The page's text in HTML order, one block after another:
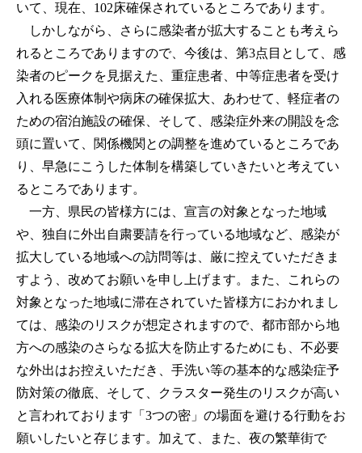
いて、現在、102床確保されているところであります。
しかしながら、さらに感染者が拡大することも考えら
れるところでありますので、今後は、第3点目として、感
染者のピークを見据えた、重症患者、中等症患者を受け
入れる医療体制や病床の確保拡大、あわせて、軽症者の
ための宿泊施設の確保、そして、感染症外来の開設を念
頭に置いて、関係機関との調整を進めているところであ
り、早急にこうした体制を構築していきたいと考えてい
るところであります。
一方、県民の皆様方には、宣言の対象となった地域
や、独自に外出自粛要請を行っている地域など、感染が
拡大している地域への訪問等は、厳に控えていただきま
すよう、改めてお願いを申し上げます。また、これらの
対象となった地域に滞在されていた皆様方におかれまし
ては、感染のリスクが想定されますので、都市部から地
方への感染のさらなる拡大を防止するためにも、不必要
な外出はお控えいただき、手洗い等の基本的な感染症予
防対策の徹底、そして、クラスター発生のリスクが高い
と言われております「3つの密」の場面を避ける行動をお
願いしたいと存じます。加えて、また、夜の繁華街で